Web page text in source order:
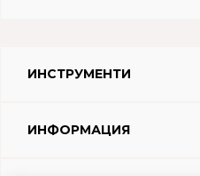
ИНСТРУМЕНТИ
ИНФОРМАЦИЯ